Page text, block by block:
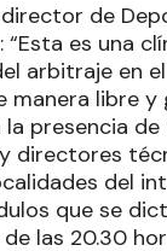
de
“Esta es una
arbitraje en
manera libre y
presencia de
directores
del
que se
las 20.30